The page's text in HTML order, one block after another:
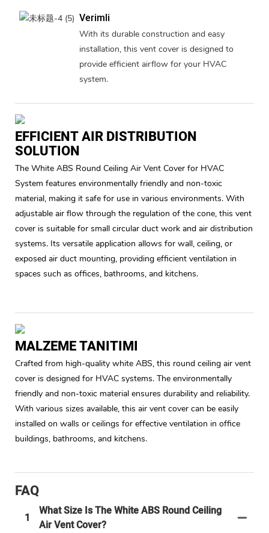
Verimli
With its durable construction and easy
installation, this vent cover is designed to
provide efficient airflow for your HVAC
system.
EFFICIENT AIR DISTRIBUTION
SOLUTION
The White ABS Round Ceiling Air Vent Cover for HVAC
System features environmentally friendly and non-toxic
material, making it safe for use in various environments. With
adjustable air flow through the regulation of the cone, this vent
cover is suitable for small circular duct work and air distribution
systems. Its versatile application allows for wall, ceiling, or
exposed air duct mounting, providing efficient ventilation in
spaces such as offices, bathrooms, and kitchens.
MALZEME TANITIMI
Crafted from high-quality white ABS, this round ceiling air vent
cover is designed for HVAC systems. The environmentally
friendly and non-toxic material ensures durability and reliability.
With various sizes available, this air vent cover can be easily
installed on walls or ceilings for effective ventilation in office
buildings, bathrooms, and kitchens.
FAQ
1
What Size Is The White ABS Round Ceiling
Air Vent Cover?